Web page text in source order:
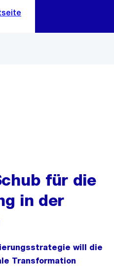
für die
in der
will die
Transformation